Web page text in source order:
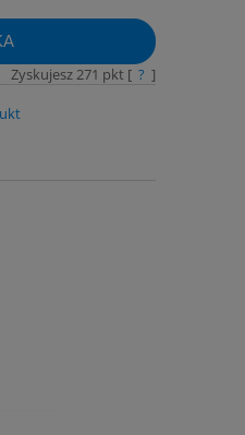
Zyskujesz271 pkt [ ? ]